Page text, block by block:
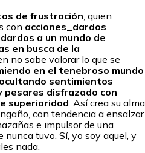
de frustración , quien
con acciones_dardos
a un mundo de
en busca de la
no sabe valorar lo que se
en el tenebroso mundo
sentimientos
disfrazado con
superioridad . Así crea su alma
con tendencia a ensalzar
e impulsor de una
tuvo. Sí, yo soy aquel, y
nada.